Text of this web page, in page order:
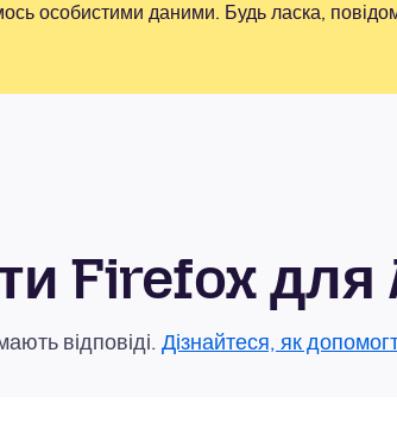
особистими даними. Будь ласка,
Firefox для
відповіді. Дізнайтеся, як